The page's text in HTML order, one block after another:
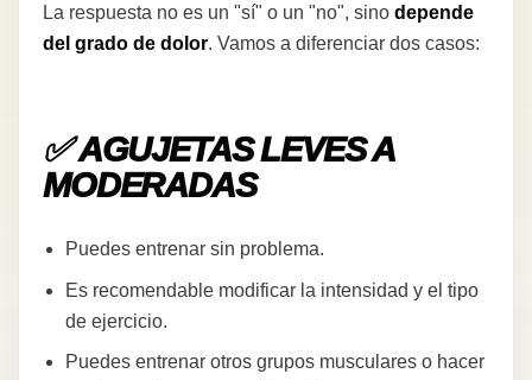
La respuesta no es un "sí" o un "no", sino depende
del grado de dolor. Vamos a diferenciar dos casos:
✅ AGUJETAS LEVES A
MODERADAS
Puedes entrenar sin problema.
Es recomendable modificar la intensidad y el tipo
de ejercicio.
Puedes entrenar otros grupos musculares o hacer